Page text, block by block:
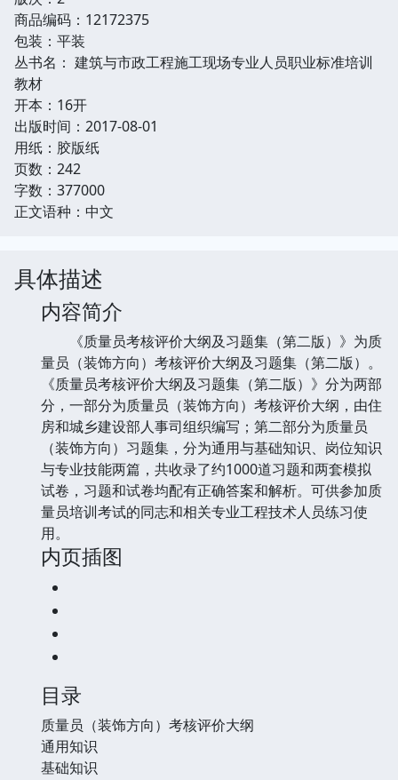
商品编码：12172375
包装：平装
丛书名： 建筑与市政工程施工现场专业人员职业标准培训
教材
开本：16开
出版时间：2017-08-01
用纸：胶版纸
页数：242
字数：377000
正文语种：中文
具体描述
内容简介
《质量员考核评价大纲及习题集（第二版）》为质
量员（装饰方向）考核评价大纲及习题集（第二版）。
《质量员考核评价大纲及习题集（第二版）》分为两部
分，一部分为质量员（装饰方向）考核评价大纲，由住
房和城乡建设部人事司组织编写；第二部分为质量员
（装饰方向）习题集，分为通用与基础知识、岗位知识
与专业技能两篇，共收录了约1000道习题和两套模拟
试卷，习题和试卷均配有正确答案和解析。可供参加质
量员培训考试的同志和相关专业工程技术人员练习使
用。
内页插图
目录
质量员（装饰方向）考核评价大纲
通用知识
基础知识